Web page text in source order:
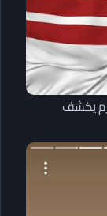
يكشف